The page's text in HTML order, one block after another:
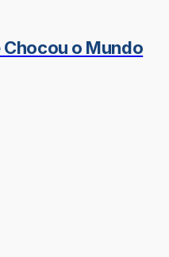
Chocou o Mundo